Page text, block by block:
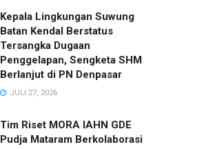
Kepala Lingkungan Suwung
Batan Kendal Berstatus
Tersangka Dugaan
Penggelapan, Sengketa SHM
Berlanjut di PN Denpasar
JULI 27, 2026
Tim Riset MORA IAHN GDE
Pudja Mataram Berkolaborasi